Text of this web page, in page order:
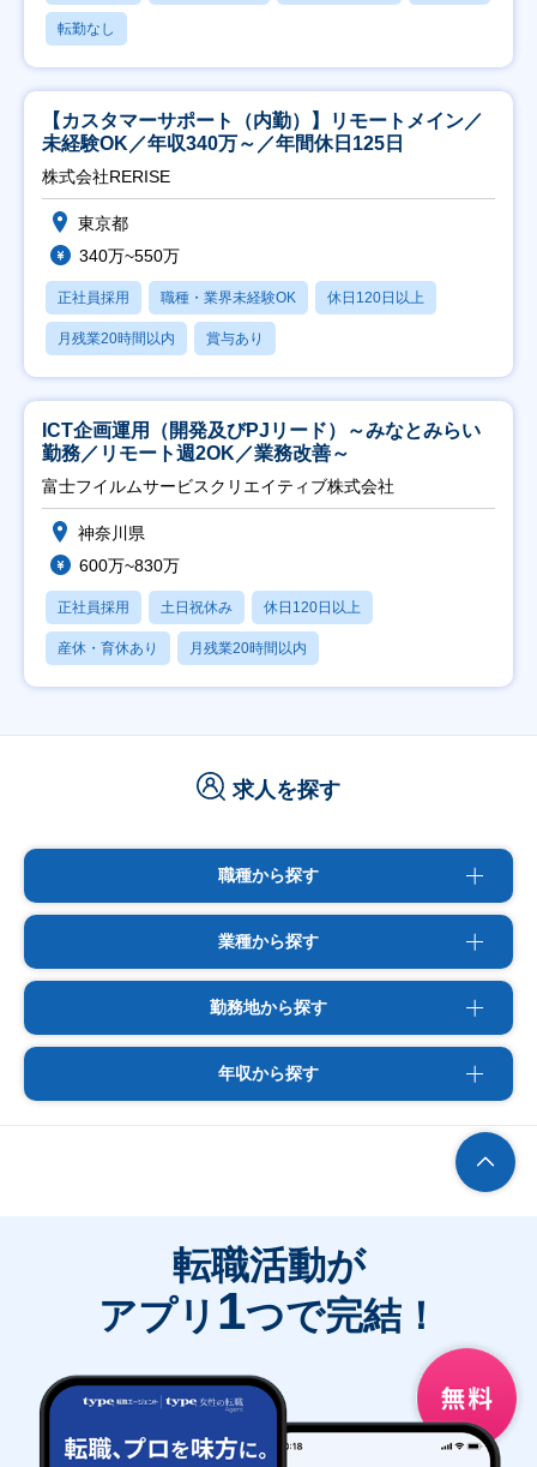
転勤なし
【カスタマーサポート（内勤）】リモートメイン／
未経験OK／年収340万～／年間休日125日
株式会社RERISE
東京都
340万~550万
正社員採用 職種・業界未経験OK 休日120日以上
月残業20時間以内 賞与あり
ICT企画運用（開発及びPJリード）～みなとみらい
勤務／リモート週2OK／業務改善～
富士フイルムサービスクリエイティブ株式会社
神奈川県
600万~830万
正社員採用 土日祝休み 休日120日以上
産休・育休あり 月残業20時間以内
求人を探す
職種から探す
業種から探す
勤務地から探す
年収から探す
転職活動が
アプリ 1つで完結！